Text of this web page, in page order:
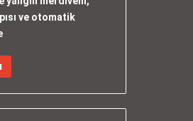
ve otomatik